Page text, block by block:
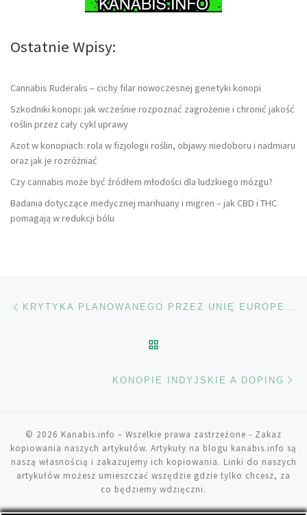
Ostatnie Wpisy:
Cannabis Ruderalis – cichy filar nowoczesnej genetyki konopi
Szkodniki konopi: jak wcześnie rozpoznać zagrożenie i chronić jakość
roślin przez cały cykl uprawy
Azot w konopiach: rola w fizjologii roślin, objawy niedoboru i nadmiaru
oraz jak je rozróżniać
Czy cannabis może być źródłem młodości dla ludzkiego mózgu?
Badania dotyczące medycznej marihuany i migren – jak CBD i THC
pomagają w redukcji bólu
Nawigacja wpisu
KONOPIE INDYJSKIE A DOPING
© 2026 Kanabis.info – Wszelkie prawa zastrzeżone - Zakaz
kopiowania naszych artykułów. Artykuły na blogu kanabis.info są
naszą własnością i zakazujemy ich kopiowania. Linki do naszych
artykułów możesz umieszczać wszędzie gdzie tylko chcesz, za
co będziemy wdzięczni.